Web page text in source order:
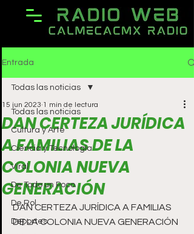
Entrada
Todas las noticias
Cultura y Arte
Ciencia y Tecnología
Viral
De Todo un Poco
De Rol
Deportes
Todas las noticias
DAN CERTEZA JURÍDICA
A FAMILIAS DE LA
COLONIA NUEVA
GENERACIÓN
15 jun 2023 1 min de lectura
DAN CERTEZA JURÍDICA A FAMILIAS
DE LA COLONIA NUEVA GENERACIÓN